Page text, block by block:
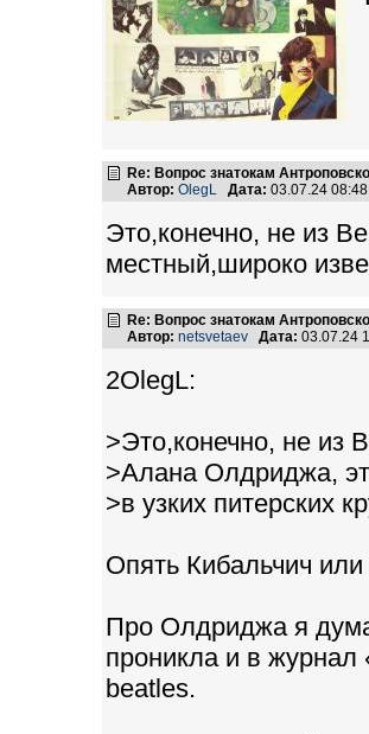
Re: Вопрос знатокам
Автор: OlegL Дата: 03.07.24
Это,конечно, не из
местный,широко
Re: Вопрос знатокам
Автор: netsvetaev Дата: 03.07.24
2OlegL:
>Это,конечно, не из
>Алана Олдриджа,
>в узких питерских
Опять Кибальчич
Про Олдриджа я
проникла и в журнал
beatles.